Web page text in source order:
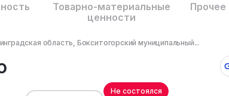
Товарно-материальные
ценности
Прочее
область, Бокситогорский муниципальный...
Не состоялся